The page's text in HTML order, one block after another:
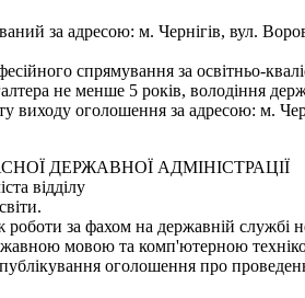
за адресою: м. Чернігів, вул.
спрямування за освітньо-
не менше 5 років, володіння
виходу оголошення за адресою: м.
ДЕРЖАВНОЇ АДМІНІСТРАЦІЇ
відділу
за фахом на державній
мовою та комп'ютерною
оголошення про